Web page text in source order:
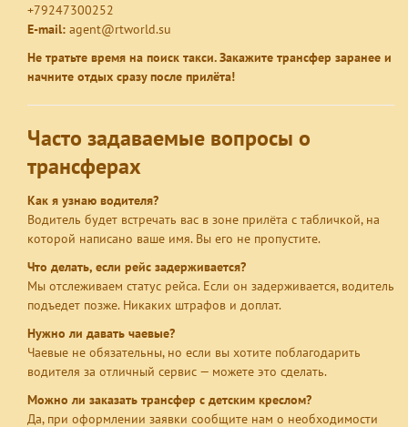
+79247300252
E-mail: agent@rtworld.su
Не тратьте время на поиск такси. Закажите трансфер заранее и
начните отдых сразу после прилёта!
Часто задаваемые вопросы о
трансферах
Как я узнаю водителя?
Водитель будет встречать вас в зоне прилёта с табличкой, на
которой написано ваше имя. Вы его не пропустите.
Что делать, если рейс задерживается?
Мы отслеживаем статус рейса. Если он задерживается, водитель
подъедет позже. Никаких штрафов и доплат.
Нужно ли давать чаевые?
Чаевые не обязательны, но если вы хотите поблагодарить
водителя за отличный сервис — можете это сделать.
Можно ли заказать трансфер с детским креслом?
Да, при оформлении заявки сообщите нам о необходимости